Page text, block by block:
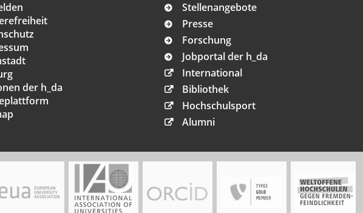
der h_da
Stellenangebote
Presse
Forschung
Jobportal der h_da
International
Bibliothek
Hochschulsport
Alumni